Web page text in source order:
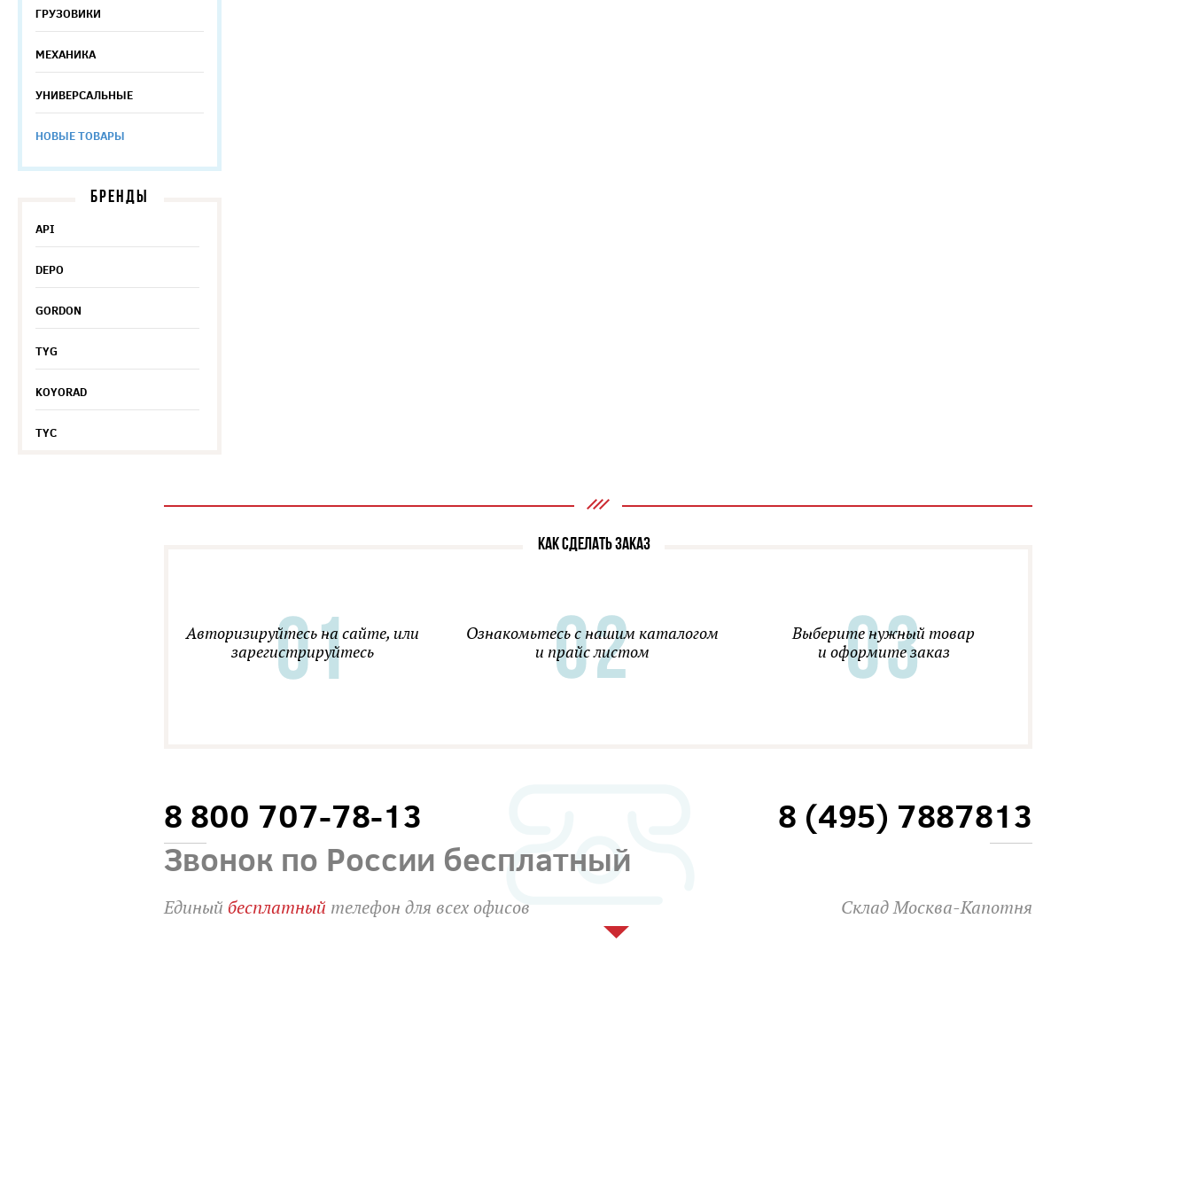
ГРУЗОВИКИ
МЕХАНИКА
УНИВЕРСАЛЬНЫЕ
НОВЫЕ ТОВАРЫ
БРЕНДЫ
API
DEPO
GORDON
TYG
KOYORAD
TYC
КАК СДЕЛАТЬ ЗАКАЗ
Авторизируйтесь на сайте, или
зарегистрируйтесь
Ознакомьтесь с нашим каталогом
и прайс листом
Выберите нужный товар
и оформите заказ
8 800 707-78-13
Звонок по России бесплатный
8 (495) 7887813
Единыйбесплатный телефон для всех офисов Склад Москва-Капотня